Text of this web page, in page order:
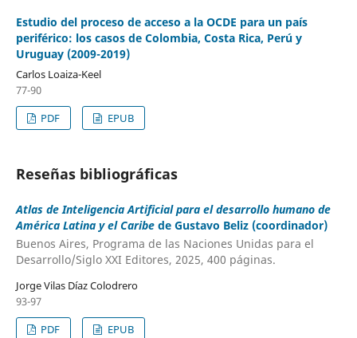
Estudio del proceso de acceso a la OCDE para un país
periférico: los casos de Colombia, Costa Rica, Perú y
Uruguay (2009-2019)
Carlos Loaiza-Keel
77-90
PDF
EPUB
Reseñas bibliográficas
Atlas de Inteligencia Artificial para el desarrollo humano de
América Latina y el Caribe de Gustavo Beliz (coordinador)
Buenos Aires, Programa de las Naciones Unidas para el
Desarrollo/Siglo XXI Editores, 2025, 400 páginas.
Jorge Vilas Díaz Colodrero
93-97
PDF
EPUB